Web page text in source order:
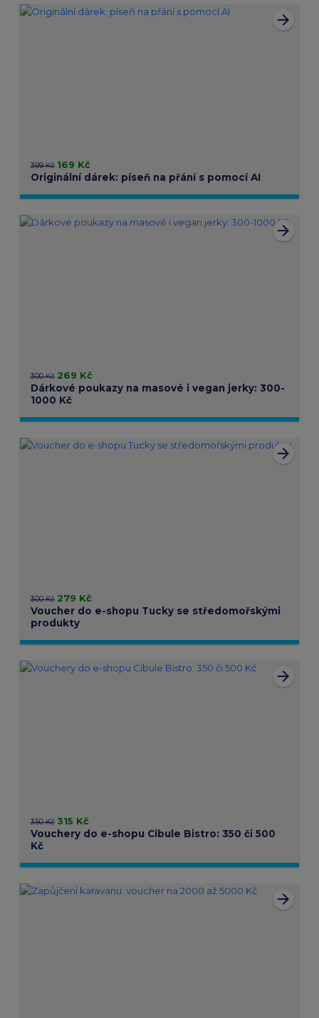
arrow_forward
399 Kč 169 Kč
Originální dárek: píseň na přání s pomocí AI
arrow_forward
300 Kč 269 Kč
Dárkové poukazy na masové i vegan jerky: 300-
1000 Kč
arrow_forward
300 Kč 279 Kč
Voucher do e-shopu Tucky se středomořskými
produkty
arrow_forward
350 Kč 315 Kč
Vouchery do e-shopu Cibule Bistro: 350 či 500
Kč
arrow_forward